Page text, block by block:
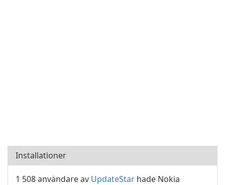
Installationer
1 508 användare av UpdateStar hade Nokia